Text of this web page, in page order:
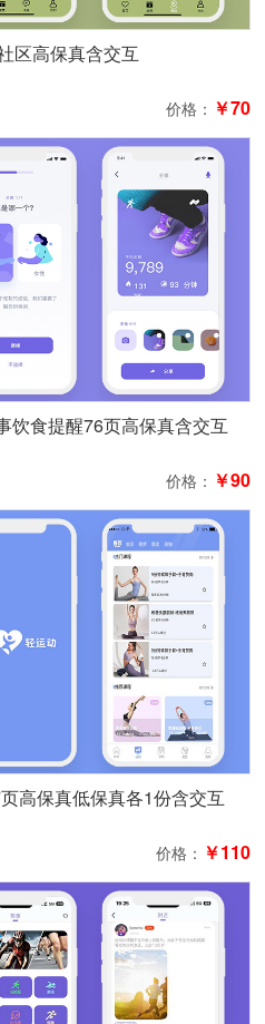
区高保真含交互
价格： ￥70
饮食提醒76页高保真含交互
价格： ￥90
高保真低保真各1份含交互
价格： ￥110